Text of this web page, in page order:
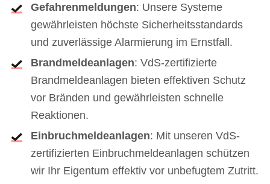
Gefahrenmeldungen: Unsere Systeme
gewährleisten höchste Sicherheitsstandards
und zuverlässige Alarmierung im Ernstfall.
Brandmeldeanlagen: VdS-zertifizierte
Brandmeldeanlagen bieten effektiven Schutz
vor Bränden und gewährleisten schnelle
Reaktionen.
Einbruchmeldeanlagen: Mit unseren VdS-
zertifizierten Einbruchmeldeanlagen schützen
wir Ihr Eigentum effektiv vor unbefugtem Zutritt.